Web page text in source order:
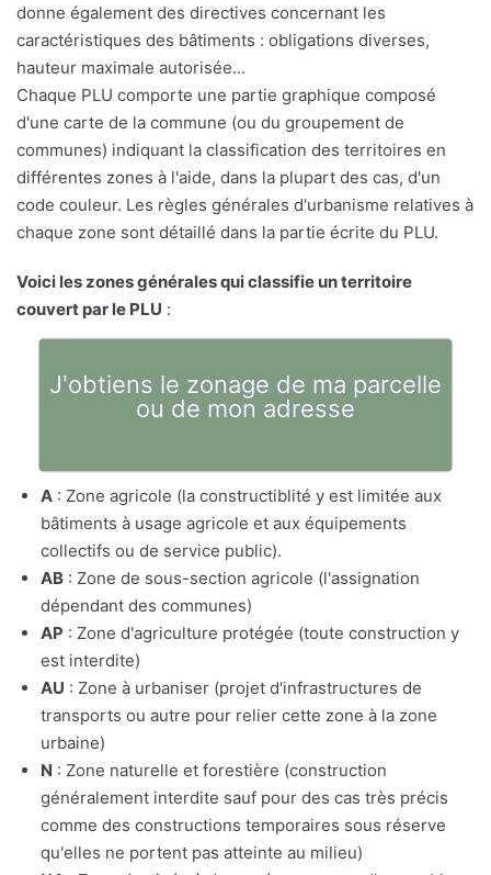
donne également des directives concernant les
caractéristiques des bâtiments : obligations diverses,
hauteur maximale autorisée...
Chaque PLU comporte une partie graphique composé
d'une carte de la commune (ou du groupement de
communes) indiquant la classification des territoires en
différentes zones à l'aide, dans la plupart des cas, d'un
code couleur. Les règles générales d'urbanisme relatives à
chaque zone sont détaillé dans la partie écrite du PLU.
Voici les zones générales qui classifie un territoire
couvert par le PLU :
J'obtiens le zonage de ma parcelle
ou de mon adresse
A : Zone agricole (la constructiblité y est limitée aux
bâtiments à usage agricole et aux équipements
collectifs ou de service public).
AB : Zone de sous-section agricole (l'assignation
dépendant des communes)
AP : Zone d'agriculture protégée (toute construction y
est interdite)
AU : Zone à urbaniser (projet d'infrastructures de
transports ou autre pour relier cette zone à la zone
urbaine)
N : Zone naturelle et forestière (construction
généralement interdite sauf pour des cas très précis
comme des constructions temporaires sous réserve
qu'elles ne portent pas atteinte au milieu)